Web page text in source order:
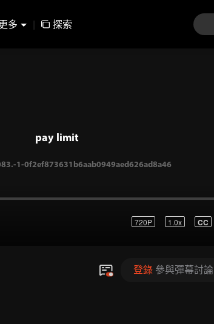
多 | 探索
720P 1.0x CC
登錄 參與彈幕討論